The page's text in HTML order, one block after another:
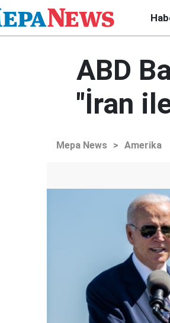
ABD
"İran
Mepa News > Amerika